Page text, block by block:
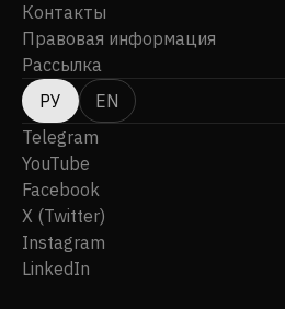
Контакты
Правовая информация
Рассылка
РУ
EN
Telegram
YouTube
Facebook
X (Twitter)
Instagram
LinkedIn